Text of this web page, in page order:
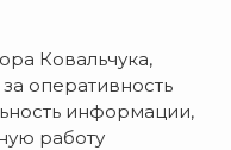
Ковальчука,
оперативность
информации,
работу